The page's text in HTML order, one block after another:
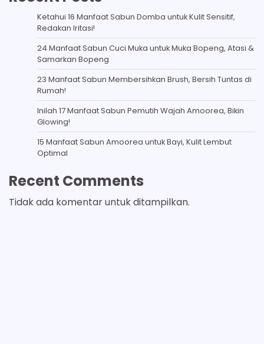
Ketahui 16 Manfaat Sabun Domba untuk Kulit Sensitif,
Redakan Iritasi!
24 Manfaat Sabun Cuci Muka untuk Muka Bopeng, Atasi &
Samarkan Bopeng
23 Manfaat Sabun Membersihkan Brush, Bersih Tuntas di
Rumah!
Inilah 17 Manfaat Sabun Pemutih Wajah Amoorea, Bikin
Glowing!
15 Manfaat Sabun Amoorea untuk Bayi, Kulit Lembut
Optimal
Recent Comments
Tidak ada komentar untuk ditampilkan.